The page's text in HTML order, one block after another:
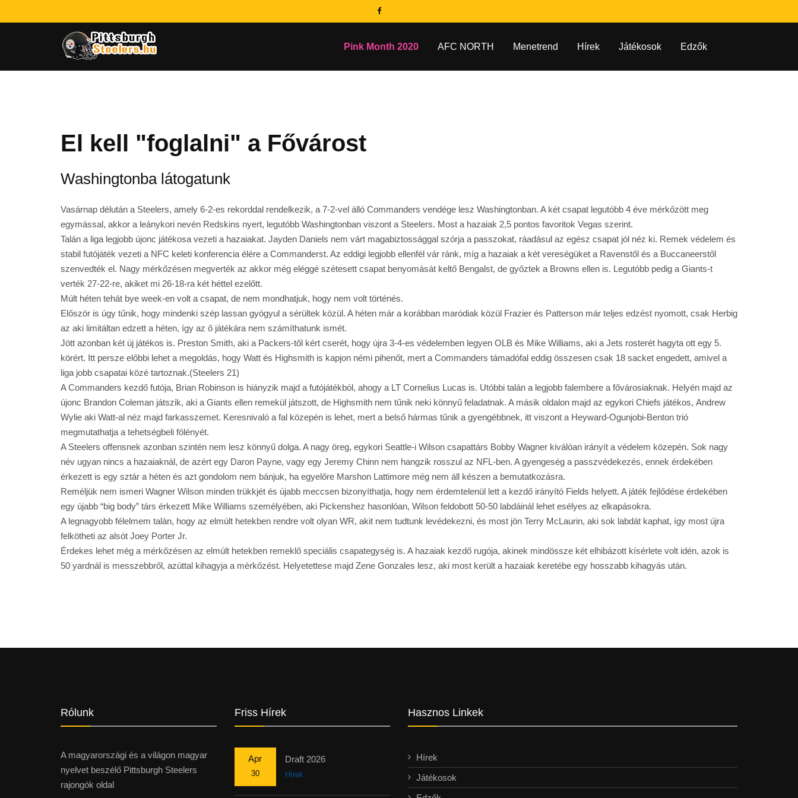
Pink Month 2020 AFC NORTH Menetrend Hírek Játékosok Edzők
El kell "foglalni" a Fővárost
Washingtonba látogatunk
Vasárnap délután a Steelers, amely 6-2-es rekorddal rendelkezik, a 7-2-vel álló Commanders vendége lesz Washingtonban. A két csapat legutóbb 4 éve mérkőzött meg
egymással, akkor a leánykori nevén Redskins nyert, legutóbb Washingtonban viszont a Steelers. Most a hazaiak 2,5 pontos favoritok Vegas szerint.
Talán a liga legjobb újonc játékosa vezeti a hazaiakat. Jayden Daniels nem várt magabiztossággal szórja a passzokat, ráadásul az egész csapat jól néz ki. Remek védelem és
stabil futójáték vezeti a NFC keleti konferencia élére a Commanderst. Az eddigi legjobb ellenfél vár ránk, míg a hazaiak a két vereségüket a Ravenstől és a Buccaneerstől
szenvedték el. Nagy mérkőzésen megverték az akkor még eléggé szétesett csapat benyomását keltő Bengalst, de győztek a Browns ellen is. Legutóbb pedig a Giants-t
verték 27-22-re, akiket mi 26-18-ra két héttel ezelőtt.
Múlt héten tehát bye week-en volt a csapat, de nem mondhatjuk, hogy nem volt történés.
Először is úgy tűnik, hogy mindenki szép lassan gyógyul a sérültek közül. A héten már a korábban maródiak közül Frazier és Patterson már teljes edzést nyomott, csak Herbig
az aki limitáltan edzett a héten, így az ő játékára nem számíthatunk ismét.
Jött azonban két új játékos is. Preston Smith, aki a Packers-től kért cserét, hogy újra 3-4-es védelemben legyen OLB és Mike Williams, aki a Jets rosterét hagyta ott egy 5.
körért. Itt persze előbbi lehet a megoldás, hogy Watt és Highsmith is kapjon némi pihenőt, mert a Commanders támadófal eddig összesen csak 18 sacket engedett, amivel a
liga jobb csapatai közé tartoznak.(Steelers 21)
A Commanders kezdő futója, Brian Robinson is hiányzik majd a futójátékból, ahogy a LT Cornelius Lucas is. Utóbbi talán a legjobb falembere a fővárosiaknak. Helyén majd az
újonc Brandon Coleman játszik, aki a Giants ellen remekül játszott, de Highsmith nem tűnik neki könnyű feladatnak. A másik oldalon majd az egykori Chiefs játékos, Andrew
Wylie aki Watt-al néz majd farkasszemet. Keresnivaló a fal közepén is lehet, mert a belső hármas tűnik a gyengébbnek, itt viszont a Heyward-Ogunjobi-Benton trió
megmutathatja a tehetségbeli fölényét.
A Steelers offensnek azonban szintén nem lesz könnyű dolga. A nagy öreg, egykori Seattle-i Wilson csapattárs Bobby Wagner kiválóan irányít a védelem közepén. Sok nagy
név ugyan nincs a hazaiaknál, de azért egy Daron Payne, vagy egy Jeremy Chinn nem hangzik rosszul az NFL-ben. A gyengeség a passzvédekezés, ennek érdekében
érkezett is egy sztár a héten és azt gondolom nem bánjuk, ha egyelőre Marshon Lattimore még nem áll készen a bemutatkozásra.
Reméljük nem ismeri Wagner Wilson minden trükkjét és újabb meccsen bizonyíthatja, hogy nem érdemtelenül lett a kezdő irányító Fields helyett. A játék fejlődése érdekében
egy újabb “big body” társ érkezett Mike Williams személyében, aki Pickenshez hasonlóan, Wilson feldobott 50-50 labdáinál lehet esélyes az elkapásokra.
A legnagyobb félelmem talán, hogy az elmúlt hetekben rendre volt olyan WR, akit nem tudtunk levédekezni, és most jön Terry McLaurin, aki sok labdát kaphat, így most újra
felkötheti az alsót Joey Porter Jr.
Érdekes lehet még a mérkőzésen az elmúlt hetekben remeklő speciális csapategység is. A hazaiak kezdő rugója, akinek mindössze két elhibázott kísérlete volt idén, azok is
50 yardnál is messzebbről, azúttal kihagyja a mérkőzést. Helyetettese majd Zene Gonzales lesz, aki most került a hazaiak keretébe egy hosszabb kihagyás után.
Rólunk
A magyarországi és a világon magyar
nyelvet beszélő Pittsburgh Steelers
rajongók oldal
Friss Hírek
Apr
30
Draft 2026
Hírek
Hasznos Linkek
Hírek
Játékosok